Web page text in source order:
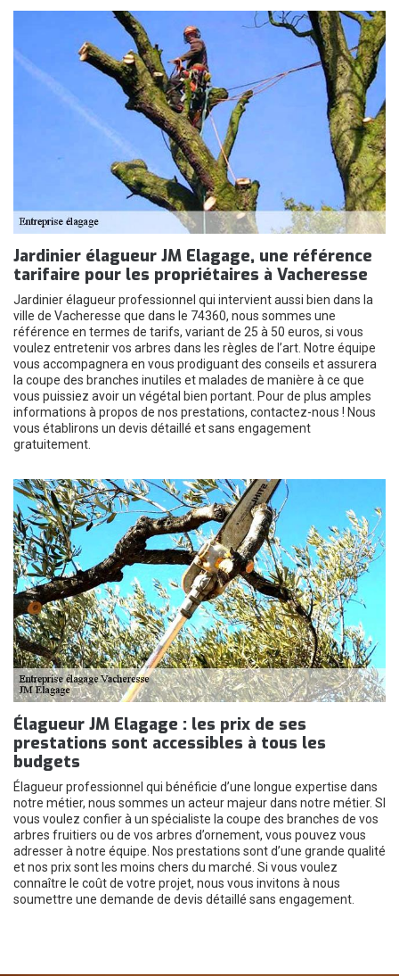
Jardinier élagueur JM Elagage, une référence
tarifaire pour les propriétaires à Vacheresse
Jardinier élagueur professionnel qui intervient aussi bien dans la
ville de Vacheresse que dans le 74360, nous sommes une
référence en termes de tarifs, variant de 25 à 50 euros, si vous
voulez entretenir vos arbres dans les règles de l’art. Notre équipe
vous accompagnera en vous prodiguant des conseils et assurera
la coupe des branches inutiles et malades de manière à ce que
vous puissiez avoir un végétal bien portant. Pour de plus amples
informations à propos de nos prestations, contactez-nous ! Nous
vous établirons un devis détaillé et sans engagement
gratuitement.
Élagueur JM Elagage : les prix de ses
prestations sont accessibles à tous les
budgets
Élagueur professionnel qui bénéficie d’une longue expertise dans
notre métier, nous sommes un acteur majeur dans notre métier. SI
vous voulez confier à un spécialiste la coupe des branches de vos
arbres fruitiers ou de vos arbres d’ornement, vous pouvez vous
adresser à notre équipe. Nos prestations sont d’une grande qualité
et nos prix sont les moins chers du marché. Si vous voulez
connaître le coût de votre projet, nous vous invitons à nous
soumettre une demande de devis détaillé sans engagement.